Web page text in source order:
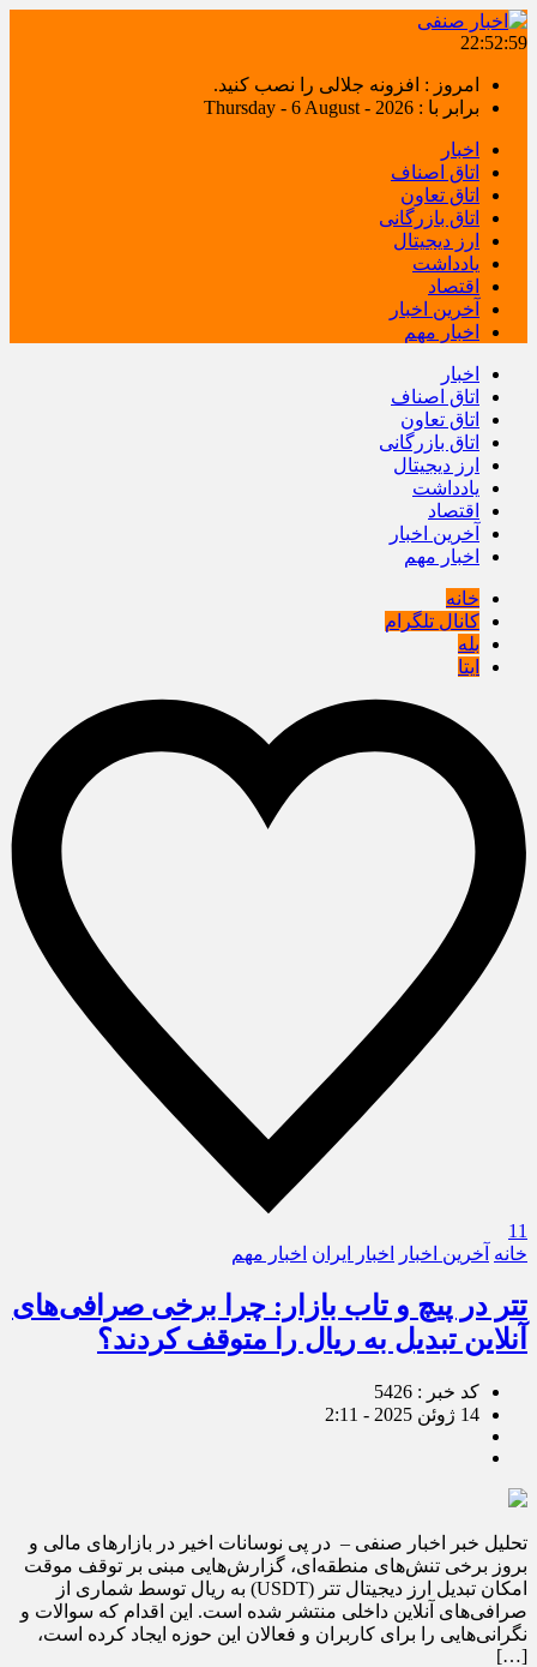
22:53:00
امروز : افزونه جلالی را نصب کنید.
برابر با : Thursday - 6 August - 2026
اخبار
اتاق اصناف
اتاق تعاون
اتاق بازرگانی
ارز دیجیتال
یادداشت
اقتصاد
آخرین اخبار
اخبار مهم
اخبار
اتاق اصناف
اتاق تعاون
اتاق بازرگانی
ارز دیجیتال
یادداشت
اقتصاد
آخرین اخبار
اخبار مهم
خانه
کانال تلگرام
بله
ایتا
11
خانه آخرین اخبار اخبار ایران اخبار مهم
تتر در پیچ و تاب بازار: چرا برخی صرافی‌های
آنلاین تبدیل به ریال را متوقف کردند؟
کد خبر : 5426
14 ژوئن 2025 - 2:11
تحلیل خبر اخبار صنفی – در پی نوسانات اخیر در بازارهای مالی و
بروز برخی تنش‌های منطقه‌ای، گزارش‌هایی مبنی بر توقف موقت
امکان تبدیل ارز دیجیتال تتر (USDT) به ریال توسط شماری از
صرافی‌های آنلاین داخلی منتشر شده است. این اقدام که سوالات و
نگرانی‌هایی را برای کاربران و فعالان این حوزه ایجاد کرده است،
[…]